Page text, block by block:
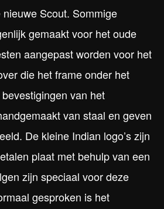
Scout. Sommige
gemaakt voor het oude
aangepast worden voor het
die het frame onder het
van het
van staal en geven
De kleine Indian logo’s zijn
plaat met behulp van een
zijn speciaal voor deze
gesproken is het